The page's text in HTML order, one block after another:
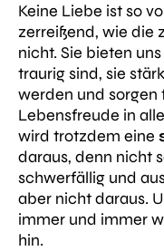
Keine Liebe ist so
zerreißend, wie die
nicht. Sie bieten
traurig sind, sie
werden und sorgen
Lebensfreude in
wird trotzdem eine
daraus, denn nicht
schwerfällig und
aber nicht daraus.
immer und immer
hin.